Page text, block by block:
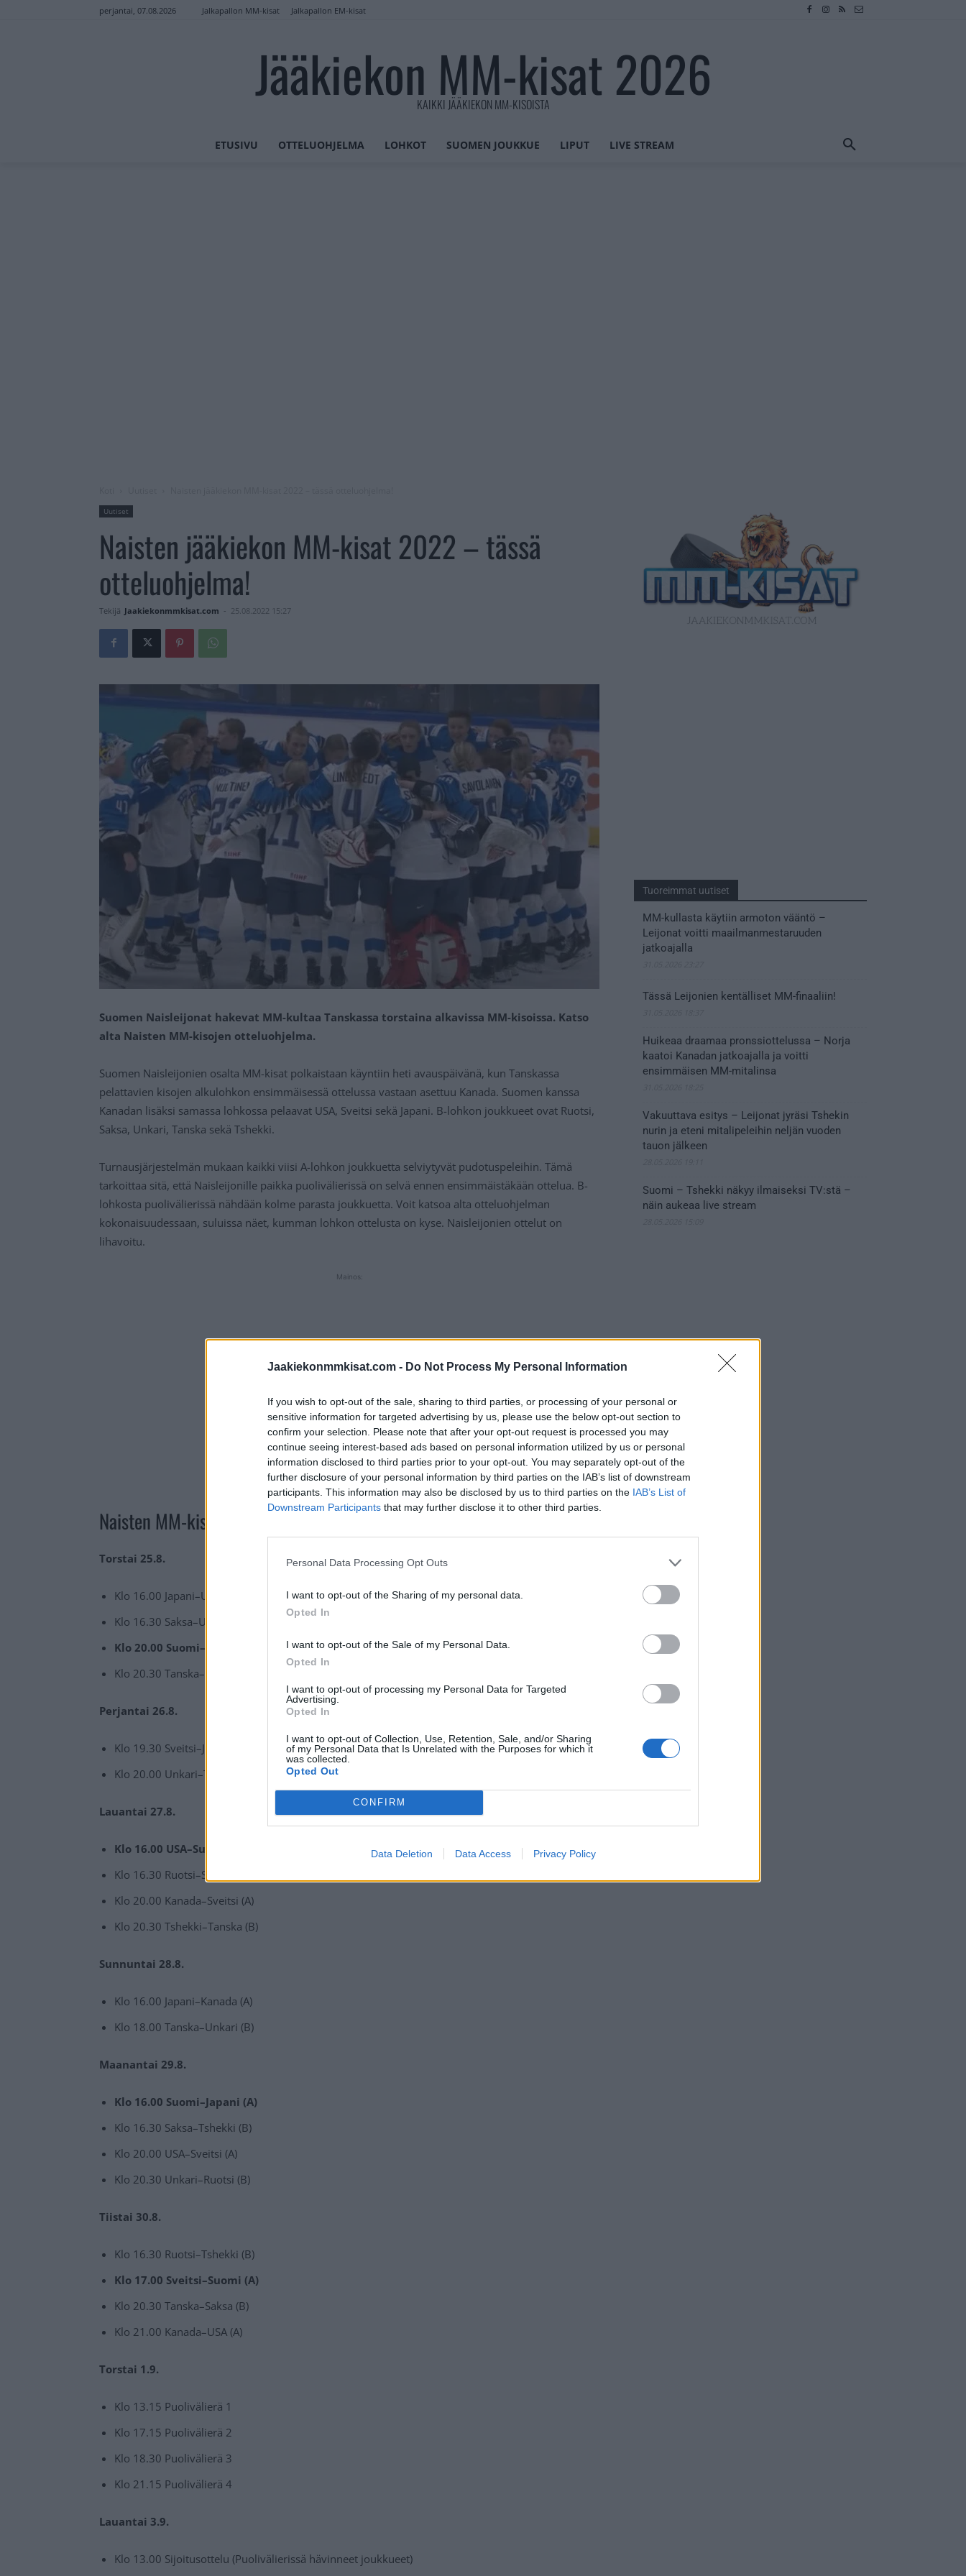
Jaakiekonmmkisat.com - Do Not Process My Personal Information
If you wish to opt-out of the sale, sharing to third parties, or processing of your personal or
sensitive information for targeted advertising by us, please use the below opt-out section to
confirm your selection. Please note that after your opt-out request is processed you may
continue seeing interest-based ads based on personal information utilized by us or personal
information disclosed to third parties prior to your opt-out. You may separately opt-out of the
further disclosure of your personal information by third parties on the IAB’s list of downstream
participants. This information may also be disclosed by us to third parties on the IAB’s List of
Downstream Participants that may further disclose it to other third parties.
Personal Data Processing Opt Outs
I want to opt-out of the Sharing of my personal data.
Opted In
I want to opt-out of the Sale of my Personal Data.
Opted In
I want to opt-out of processing my Personal Data for Targeted
Advertising.
Opted In
I want to opt-out of Collection, Use, Retention, Sale, and/or Sharing
of my Personal Data that Is Unrelated with the Purposes for which it
was collected.
Opted Out
CONFIRM
Data Deletion Data Access Privacy Policy
perjantai, 07.08.2026 Jalkapallon MM-kisat Jalkapallon EM-kisat
Jääkiekon MM-kisat 2026
KAIKKI JÄÄKIEKON MM-KISOISTA
ETUSIVU OTTELUOHJELMA LOHKOT SUOMEN JOUKKUE LIPUT LIVE STREAM
Uutiset
Naisten jääkiekon MM-kisat 2022 – tässä
otteluohjelma!
Tekijä Jaakiekonmmkisat.com - 25.08.2022 15:27
Suomen Naisleijonat hakevat MM-kultaa Tanskassa torstaina alkavissa MM-kisoissa. Katso
alta Naisten MM-kisojen otteluohjelma.
Suomen Naisleijonien osalta MM-kisat polkaistaan käyntiin heti avauspäivänä, kun Tanskassa
pelattavien kisojen alkulohkon ensimmäisessä ottelussa vastaan asettuu Kanada. Suomen kanssa
Kanadan lisäksi samassa lohkossa pelaavat USA, Sveitsi sekä Japani. B-lohkon joukkueet ovat Ruotsi,
Saksa, Unkari, Tanska sekä Tshekki.
Turnausjärjestelmän mukaan kaikki viisi A-lohkon joukkuetta selviytyvät pudotuspeleihin. Tämä
tarkoittaa sitä, että Naisleijonille paikka puolivälierissä on selvä ennen ensimmäistäkään ottelua. B-
lohkosta puolivälierissä nähdään kolme parasta joukkuetta. Voit katsoa alta otteluohjelman
kokonaisuudessaan, suluissa näet, kumman lohkon ottelusta on kyse. Naisleijonien ottelut on
lihavoitu.
Mainos:
Naisten MM-kisojen otteluohjelma
Torstai 25.8.
Klo 16.00 Japani–USA (A)
Klo 16.30 Saksa–Unkari (B)
Klo 20.00 Suomi–Kanada (A)
Klo 20.30 Tanska–Ruotsi (B)
Perjantai 26.8.
Klo 19.30 Sveitsi–Japani (A)
Klo 20.00 Unkari–Tshekki (B)
Lauantai 27.8.
Klo 16.00 USA–Suomi (A)
Klo 16.30 Ruotsi–Saksa (B)
Klo 20.00 Kanada–Sveitsi (A)
Klo 20.30 Tshekki–Tanska (B)
Sunnuntai 28.8.
Klo 16.00 Japani–Kanada (A)
Klo 18.00 Tanska–Unkari (B)
Maanantai 29.8.
Klo 16.00 Suomi–Japani (A)
Klo 16.30 Saksa–Tshekki (B)
Klo 20.00 USA–Sveitsi (A)
Klo 20.30 Unkari–Ruotsi (B)
Tiistai 30.8.
Klo 16.30 Ruotsi–Tshekki (B)
Klo 17.00 Sveitsi–Suomi (A)
Klo 20.30 Tanska–Saksa (B)
Klo 21.00 Kanada–USA (A)
Torstai 1.9.
Klo 13.15 Puolivälierä 1
Klo 17.15 Puolivälierä 2
Klo 18.30 Puolivälierä 3
Klo 21.15 Puolivälierä 4
Lauantai 3.9.
Klo 13.00 Sijoitusottelu (Puolivälierissä hävinneet joukkueet)
Tuoreimmat uutiset
MM-kullasta käytiin armoton vääntö –
Leijonat voitti maailmanmestaruuden
jatkoajalla
Tässä Leijonien kentälliset MM-finaaliin!
Huikeaa draamaa pronssiottelussa – Norja
kaatoi Kanadan jatkoajalla ja voitti
ensimmäisen MM-mitalinsa
Vakuuttava esitys – Leijonat jyräsi Tshekin
nurin ja eteni mitalipeleihin neljän vuoden
tauon jälkeen
Suomi – Tshekki näkyy ilmaiseksi TV:stä –
näin aukeaa live stream